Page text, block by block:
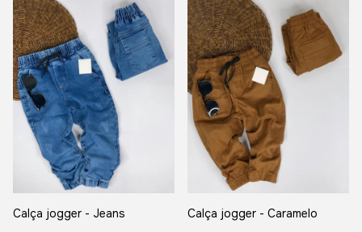
Calça jogger - Jeans Calça jogger - Caramelo